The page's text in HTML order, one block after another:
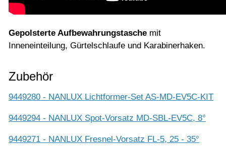
Gepolsterte Aufbewahrungstasche mit
Inneneinteilung, Gürtelschlaufe und Karabinerhaken.
Zubehör
9449280 - NANLUX Lichtformer-Set AS-MD-EV5C-KIT
9449294 - NANLUX Spot-Vorsatz MD-SBL-EV5C, 8°
9449271 - NANLUX Fresnel-Vorsatz FL-5, 25 - 35°